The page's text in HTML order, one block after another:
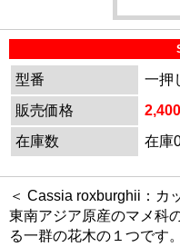
型番
一押
販売価格
在庫数
在庫
＜ Cassia roxburghii：
東南アジア原産のマメ科
る一群の花木の１つで